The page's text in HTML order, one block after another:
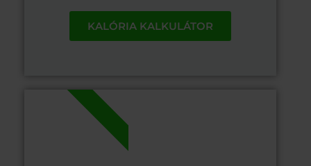
KALÓRIA KALKULÁTOR
.PDF